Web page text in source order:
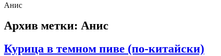
Анис
Архив метки: Анис
Курица в темном пиве (по-китайски)